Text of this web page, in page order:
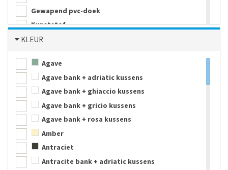
Gewapend pvc-doek
Kunststof
Melamine
Metaal
Neopreen
Nylon
Parachute zijde
PE kunststof
PE-schuim
Polyethyleen
Polypropyleen
PU-schuim
KLEUR
Agave
Agave bank + adriatic kussens
Agave bank + ghiaccio kussens
Agave bank + gricio kussens
Agave bank + rosa kussens
Amber
Antraciet
Antracite bank + adriatic kussens